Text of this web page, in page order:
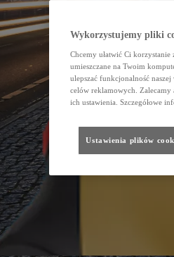
Wykorzystujemy pliki
Chcemy ułatwić Ci
umieszczane na Twoim
ulepszać funkcjonalność
celów reklamowych. Zalecamy
ich ustawienia. Szczegółowe
Ustawienia plików